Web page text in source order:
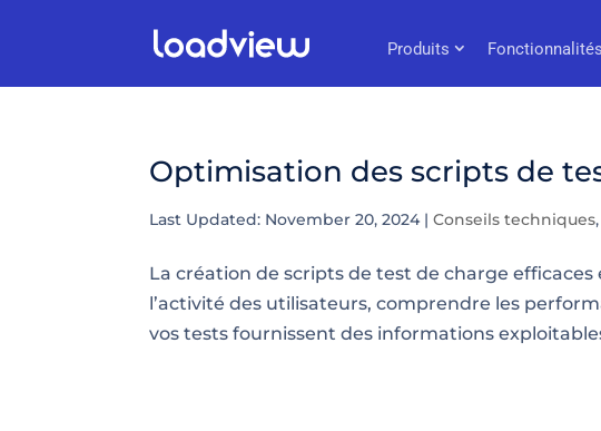
Produits Fonctionnalités
Optimisation des scripts de
Last Updated: November 20, 2024 |Conseils techniques
La création de scripts de test de charge
l’activité des utilisateurs, comprendre les
vos tests fournissent des informations